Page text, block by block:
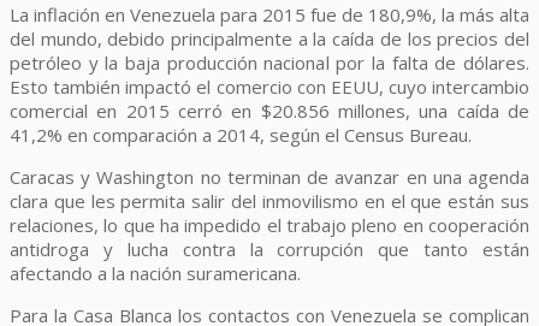
La inflación en Venezuela para 2015 fue de 180,9%, la más alta
del mundo, debido principalmente a la caída de los precios del
petróleo y la baja producción nacional por la falta de dólares.
Esto también impactó el comercio con EEUU, cuyo intercambio
comercial en 2015 cerró en $20.856 millones, una caída de
41,2% en comparación a 2014, según el Census Bureau.
Caracas y Washington no terminan de avanzar en una agenda
clara que les permita salir del inmovilismo en el que están sus
relaciones, lo que ha impedido el trabajo pleno en cooperación
antidroga y lucha contra la corrupción que tanto están
afectando a la nación suramericana.
Para la Casa Blanca los contactos con Venezuela se complican